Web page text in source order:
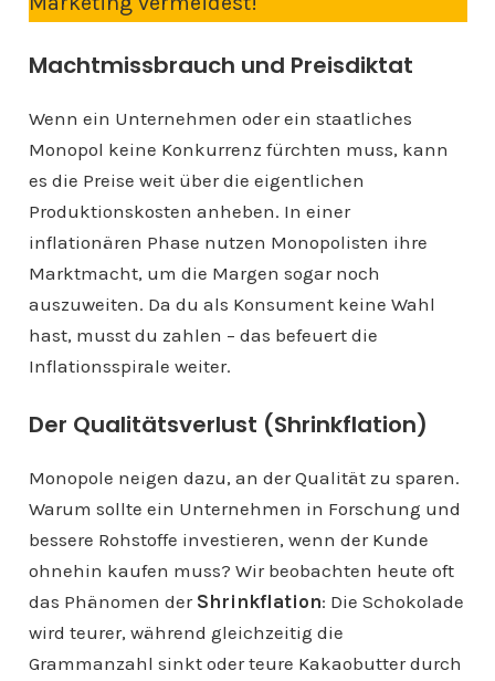
Machtmissbrauch und Preisdiktat
Wenn ein Unternehmen oder ein staatliches
Monopol keine Konkurrenz fürchten muss, kann
es die Preise weit über die eigentlichen
Produktionskosten anheben. In einer
inflationären Phase nutzen Monopolisten ihre
Marktmacht, um die Margen sogar noch
auszuweiten. Da du als Konsument keine Wahl
hast, musst du zahlen – das befeuert die
Inflationsspirale weiter.
Der Qualitätsverlust (Shrinkflation)
Monopole neigen dazu, an der Qualität zu sparen.
Warum sollte ein Unternehmen in Forschung und
bessere Rohstoffe investieren, wenn der Kunde
ohnehin kaufen muss? Wir beobachten heute oft
das Phänomen der Shrinkflation: Die Schokolade
wird teurer, während gleichzeitig die
Grammanzahl sinkt oder teure Kakaobutter durch